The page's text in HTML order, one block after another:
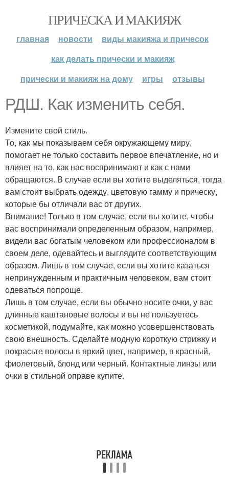
ПРИЧЕСКА И МАКИЯЖ
главная новости
виды макияжа и причесок
как делать прически и макияж
прически и макияж на дому
игры отзывы
РДШ. Как изменить себя.
Измените свой стиль.
То, как мы показываем себя окружающему миру,
помогает не только составить первое впечатление, но и
влияет на то, как нас воспринимают и как с нами
обращаются. В случае если вы хотите выделяться, тогда
вам стоит выбрать одежду, цветовую гамму и прическу,
которые бы отличали вас от других.
Внимание! Только в том случае, если вы хотите, чтобы
вас воспринимали определенным образом, например,
видели вас богатым человеком или профессионалом в
своем деле, одевайтесь и выглядите соответствующим
образом. Лишь в том случае, если вы хотите казаться
непринужденным и практичным человеком, вам стоит
одеваться попроще.
Лишь в том случае, если вы обычно носите очки, у вас
длинные каштановые волосы и вы не пользуетесь
косметикой, подумайте, как можно усовершенствовать
свою внешность. Сделайте модную короткую стрижку и
покрасьте волосы в яркий цвет, например, в красный,
фиолетовый, блонд или черный. Контактные линзы или
очки в стильной оправе купите.